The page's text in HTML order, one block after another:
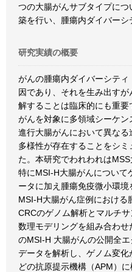
つの大腸がんサブタイプに
築を行い、腫瘍内ダイバーシ
研究実績の概要
がんの腫瘍内ダイバーシテ
因であり、それを生み出す
解することは臨床的にも重
がんを対象に多領域シーケ
進行大腸がんにおいて異な
多様性が存在することをシ
た。本研究でわれわれは
特にMSI-H大腸がんについて
ータに加え腫瘍免疫微小環境
MSI-H大腸がん症例における
CRCのゲノム解析とマルチ
数理モデリングを組み合わ
のMSI-H 大腸がんの公開全エ
データを解析し、ゲノム変
どの抗原提示機構（APM）